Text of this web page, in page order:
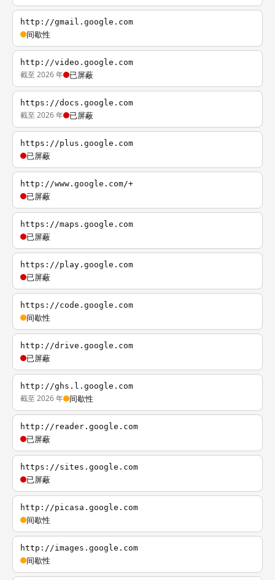
http://gmail.google.com
间歇性
http://video.google.com
截至 2026 年 已屏蔽
https://docs.google.com
截至 2026 年 已屏蔽
https://plus.google.com
已屏蔽
http://www.google.com/+
已屏蔽
https://maps.google.com
已屏蔽
https://play.google.com
已屏蔽
https://code.google.com
间歇性
http://drive.google.com
已屏蔽
http://ghs.l.google.com
截至 2026 年 间歇性
http://reader.google.com
已屏蔽
https://sites.google.com
已屏蔽
http://picasa.google.com
间歇性
http://images.google.com
间歇性